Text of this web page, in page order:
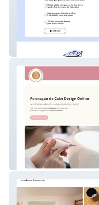
Sugar Art School